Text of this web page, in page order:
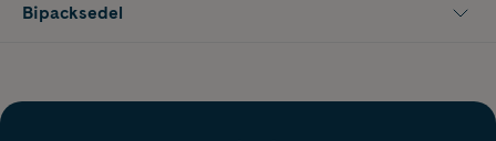
Bipacksedel